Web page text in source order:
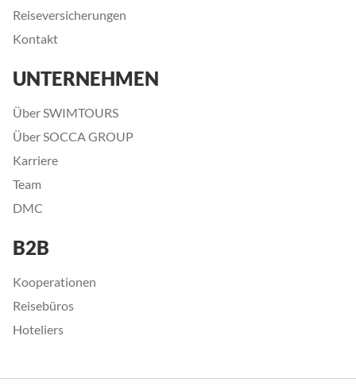
Reiseversicherungen
Kontakt
UNTERNEHMEN
Über SWIMTOURS
Über SOCCA GROUP
Karriere
Team
DMC
B2B
Kooperationen
Reisebüros
Hoteliers